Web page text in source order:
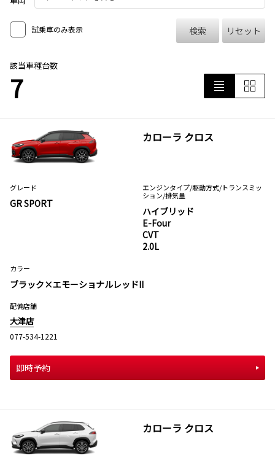
試乗車のみ表示 検索 リセット
該当車種台数
7
カローラ クロス
グレード
GR SPORT
エンジンタイプ/駆動方式/トランスミッ
ション/排気量
ハイブリッド
E-Four
CVT
2.0L
カラー
ブラック×エモーショナルレッドII
配備店舗
大津店
077-534-1221
即時予約
カローラ クロス